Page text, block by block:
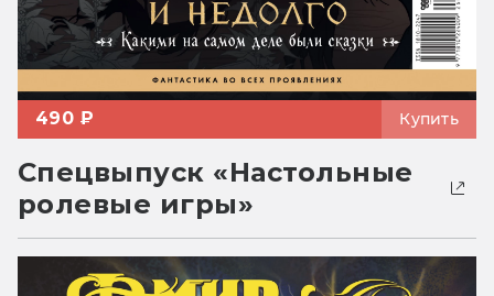
490 ₽ Купить
Спецвыпуск «Настольные
ролевые игры»